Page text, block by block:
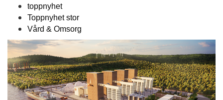
toppnyhet
Toppnyhet stor
Vård & Omsorg